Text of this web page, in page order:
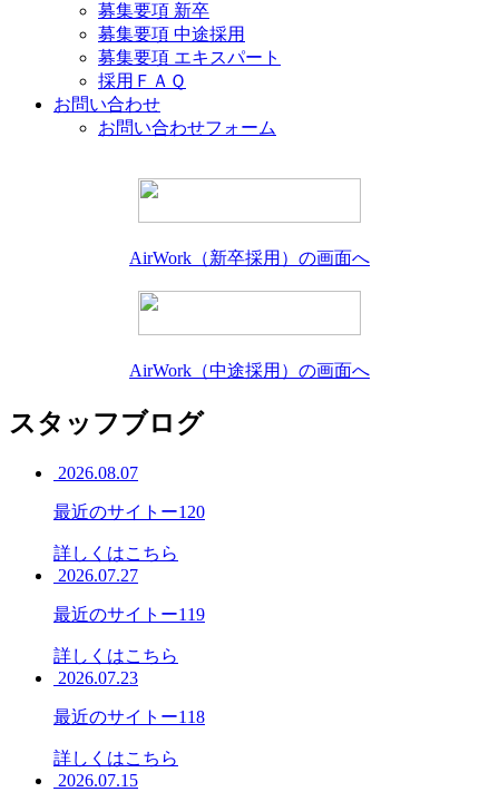
募集要項 新卒
募集要項 中途採用
募集要項 エキスパート
採用ＦＡＱ
お問い合わせ
お問い合わせフォーム
AirWork（新卒採用）の画面へ
AirWork（中途採用）の画面へ
スタッフブログ
2026.08.07
最近のサイトー120
詳しくはこちら
2026.07.27
最近のサイトー119
詳しくはこちら
2026.07.23
最近のサイトー118
詳しくはこちら
2026.07.15